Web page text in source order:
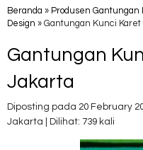
Beranda » Produsen Gantungan
Design » Gantungan Kunci Karet
Gantungan
Jakarta
Diposting pada 20 February
Jakarta | Dilihat: 739 kali